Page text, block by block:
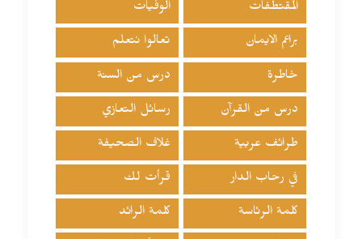
المقتطفات الوفيات
براعم الايمان تعالوا نتعلم
خاطرة درس من السنة
درس من القرآن رسائل التعازي
طرائف عربية غلاف الصحيفة
في رحاب الدار قرأت لك
كلمة الرئاسة كلمة الرائد